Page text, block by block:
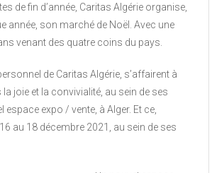
de fin d’année, Caritas Algérie organise,
année, son marché de Noël. Avec une
venant des quatre coins du pays.
de Caritas Algérie, s’affairent à
joie et la convivialité, au sein de ses
expo / vente, à Alger. Et ce,
au 18 décembre 2021, au sein de ses